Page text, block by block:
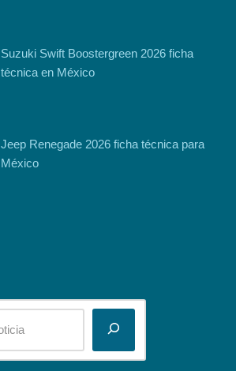
Suzuki Swift Boostergreen 2026 ficha
técnica en México
Jeep Renegade 2026 ficha técnica para
México